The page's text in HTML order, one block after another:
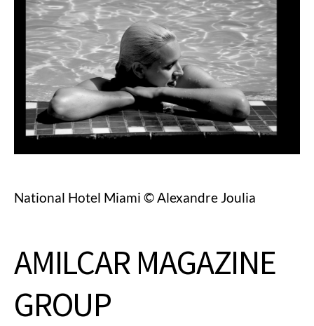
National Hotel Miami © Alexandre Joulia
AMILCAR MAGAZINE
GROUP